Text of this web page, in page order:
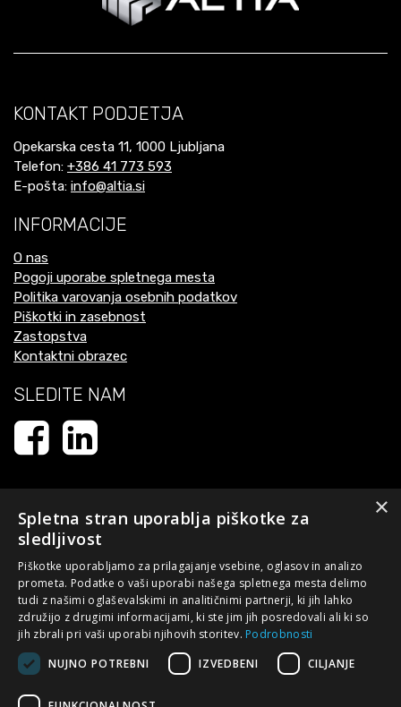
KONTAKT PODJETJA
Opekarska cesta 11, 1000 Ljubljana
Telefon: +386 41 773 593
E-pošta: info@altia.si
INFORMACIJE
O nas
Pogoji uporabe spletnega mesta
Politika varovanja osebnih podatkov
Piškotki in zasebnost
Zastopstva
Kontaktni obrazec
SLEDITE NAM
Naložbo - izdelavo spletne strani - sofinancirata Republika
Slovenija in Evropska unija iz Evropskega sklada za regionalni
razvoj. Sofinanciranje je bilo pridobljeno preko Vavčerja za
digitalni marketing s ciljem posodobiti spletni nastop podjetja.
Spletna stran evropske kohezijske politike v Sloveniji:
×
Spletna stran uporablja piškotke za
sledljivost
Piškotke uporabljamo za prilagajanje vsebine, oglasov in analizo
prometa. Podatke o vaši uporabi našega spletnega mesta delimo
tudi z našimi oglaševalskimi in analitičnimi partnerji, ki jih lahko
združijo z drugimi informacijami, ki ste jim jih posredovali ali ki so
jih zbrali pri vaši uporabi njihovih storitev. Podrobnosti
NUJNO POTREBNI
IZVEDBENI CILJANJE